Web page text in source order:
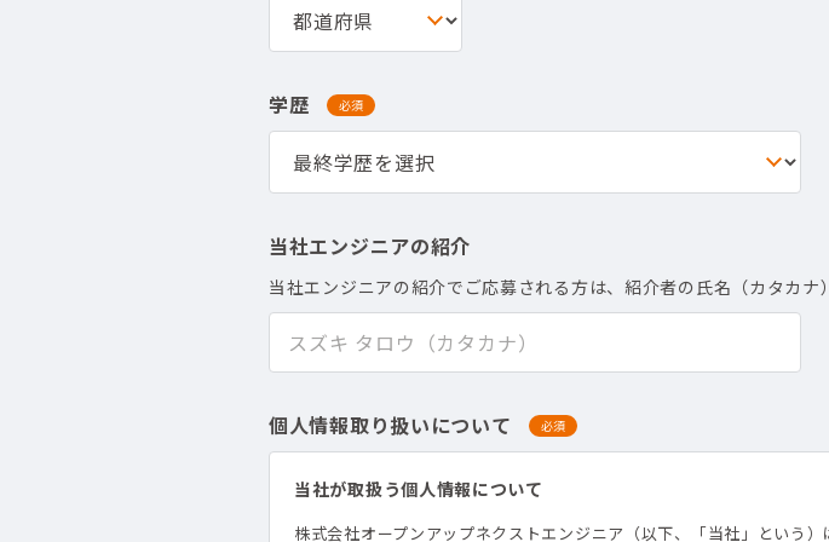
学歴 必須
当社エンジニアの紹介
当社エンジニアの紹介でご応募される方は、紹介者の氏名（カタカナ
個人情報取り扱いについて 必須
当社が取扱う個人情報について
株式会社オープンアップネクストエンジニア（以下、「当社」という